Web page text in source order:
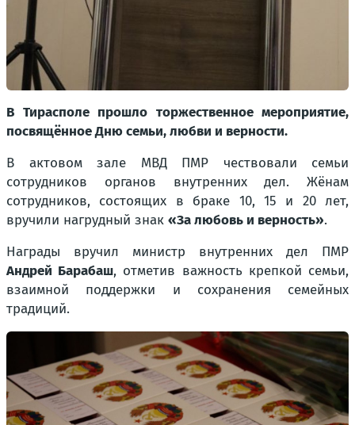
В Тирасполе прошло торжественное мероприятие,
посвящённое Дню семьи, любви и верности.
В актовом зале МВД ПМР чествовали семьи
сотрудников органов внутренних дел. Жёнам
сотрудников, состоящих в браке 10, 15 и 20 лет,
вручили нагрудный знак «За любовь и верность».
Награды вручил министр внутренних дел ПМР
Андрей Барабаш, отметив важность крепкой семьи,
взаимной поддержки и сохранения семейных
традиций.